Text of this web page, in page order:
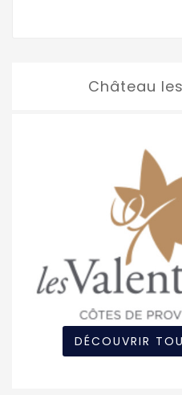
Château
DÉCOUVRIR